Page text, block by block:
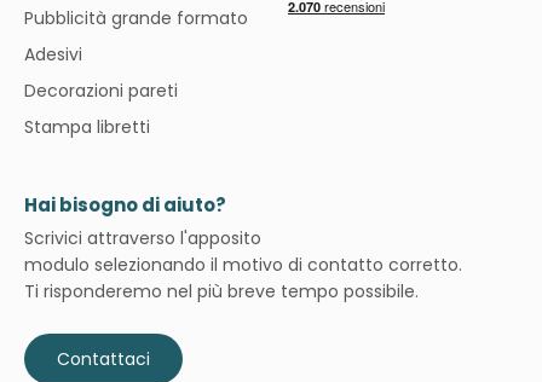
Pubblicità grande formato
Adesivi
Decorazioni pareti
Stampa libretti
Hai bisogno di aiuto?
Scrivici attraverso l'apposito
modulo selezionando il motivo di contatto corretto.
Ti risponderemo nel più breve tempo possibile.
Contattaci